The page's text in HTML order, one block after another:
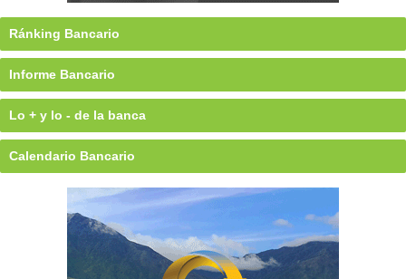
Ránking Bancario
Informe Bancario
Lo + y lo - de la banca
Calendario Bancario